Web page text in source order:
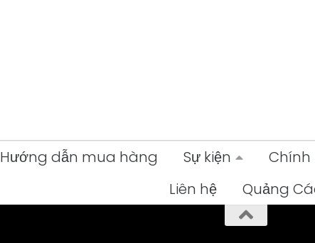
Hướng dẫn mua hàng Sự kiện Chính
Liên hệ
Quảng